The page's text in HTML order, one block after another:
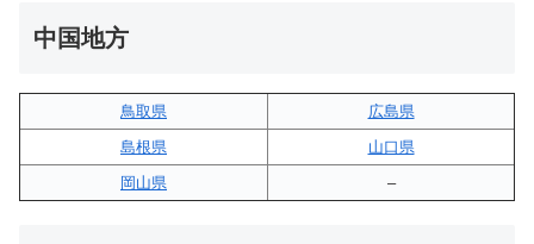
中国地方
鳥取県
広島県
島根県
山口県
岡山県
–